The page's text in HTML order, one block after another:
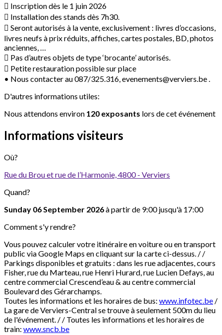
 Inscription dès le 1 juin 2026
 Installation des stands dès 7h30.
 Seront autorisés à la vente, exclusivement : livres d’occasions,
livres neufs à prix réduits, affiches, cartes postales, BD, photos
anciennes, …
 Pas d’autres objets de type ‘brocante’ autorisés.
 Petite restauration possible sur place
• Nous contacter au 087/325.316, evenements@verviers.be .
D'autres informations utiles:
Nous attendons environ 120 exposants lors de cet événement
Informations visiteurs
Où?
Rue du Brou et rue de l’Harmonie, 4800 - Verviers
Quand?
Sunday 06 September 2026à partir de 9:00 jusqu'à 17:00
Comment s'y rendre?
Vous pouvez calculer votre itinéraire en voiture ou en transport
public via Google Maps en cliquant sur la carte ci-dessus. / /
Parkings disponibles et gratuits : dans les rue adjacentes, cours
Fisher, rue du Marteau, rue Henri Hurard, rue Lucien Defays, au
centre commercial Crescend’eau & au centre commercial
Boulevard des Gérarchamps.
Toutes les informations et les horaires de bus: www.infotec.be /
La gare de Verviers-Central se trouve à seulement 500m du lieu
de l'événement. / / Toutes les informations et les horaires de
train: www.sncb.be